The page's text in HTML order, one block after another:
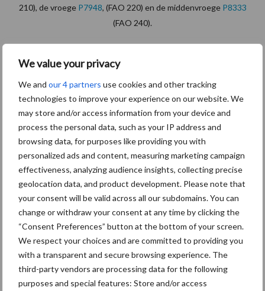
We value your privacy
We and our 4 partners use cookies and other tracking
technologies to improve your experience on our website. We
may store and/or access information from your device and
process the personal data, such as your IP address and
browsing data, for purposes like providing you with
personalized ads and content, measuring marketing campaign
effectiveness, analyzing audience insights, collecting precise
geolocation data, and product development. Please note that
your consent will be valid across all our subdomains. You can
change or withdraw your consent at any time by clicking the
“Consent Preferences” button at the bottom of your screen.
We respect your choices and are committed to providing you
with a transparent and secure browsing experience. The
third-party vendors are processing data for the following
purposes and special features: Store and/or access
210), de vroege P7948, (FAO 220) en de middenvroege P8333
(FAO 240).
€ 4,50 korting* per eenheid maiszaad.
Facebook
Corteva Nederland is ook actief opFacebook. Nieuws over
Corteva en actualiteiten over de teelt van gewassen passeren
hier de revue. Leuk als u ons volgt!
Voor meer informatie staan wij u
graag te woord:
Noord- en Oost-Nederland
Oscar Koppelman :06 10 34 75 72
oscar.koppelman@corteva.com